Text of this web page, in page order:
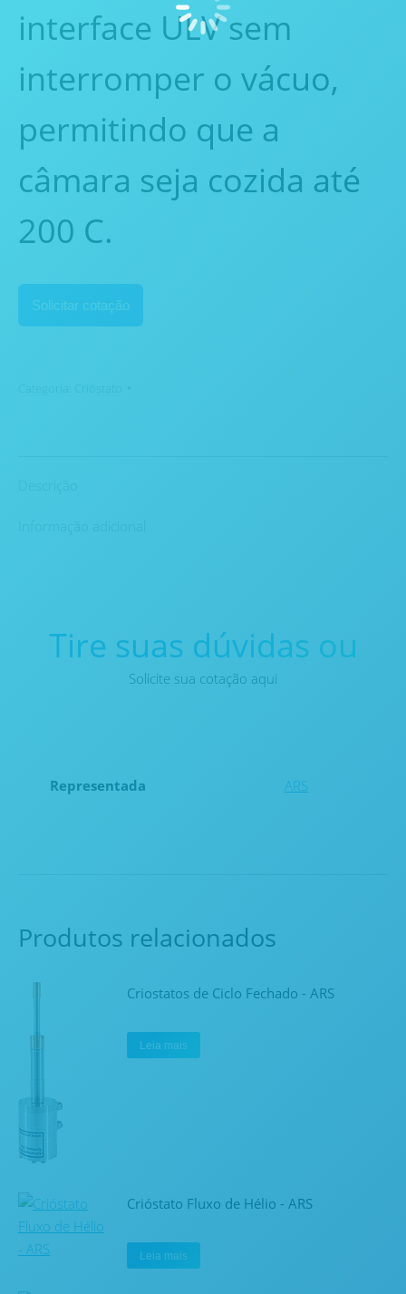
interface ULV sem
interromper o vácuo,
permitindo que a
câmara seja cozida até
200 C.
Solicitar cotação
Tire suas dúvidas ou
Solicite sua cotação aqui
Representada ARS
Produtos relacionados
Criostatos de Ciclo Fechado - ARS
Leia mais
Crióstato Fluxo de Hélio - ARS
Leia mais